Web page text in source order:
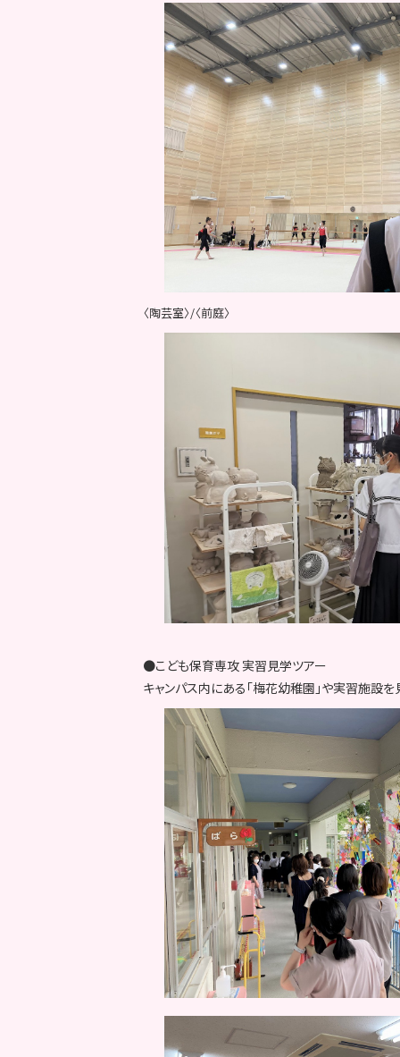
〈陶芸室〉/〈前庭〉
●こども保育専攻 実習見学ツアー
キャンパス内にある「梅花幼稚園」や実習施設を